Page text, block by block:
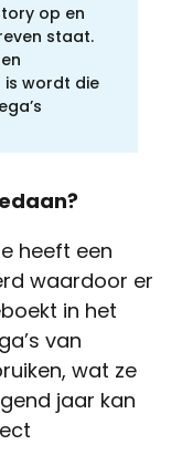
op en
staat.
is wordt die
heeft een
waardoor er
in het
van
wat ze
jaar kan